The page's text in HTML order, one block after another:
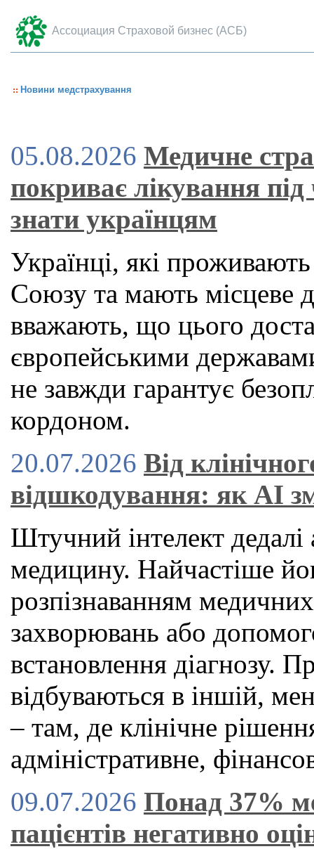
Ассоциация Страховой бизнес (АСБ)
Новини медстрахування
05.08.2026 Медичне
покриває лікування
знати українцям
Українці, які
Союзу та мають місцеве
вважають, що цього
європейськими
не завжди гарантує
кордоном.
20.07.2026 Від
відшкодування: як AI
Штучний інтелект
медицину. Найчастіше
розпізнаванням
захворювань або
встановлення діагнозу.
відбуваються в іншій,
– там, де клінічне
адміністративне,
09.07.2026 Понад 37%
пацієнтів негативно